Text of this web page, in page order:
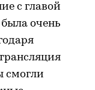
с главой
очень
смогли